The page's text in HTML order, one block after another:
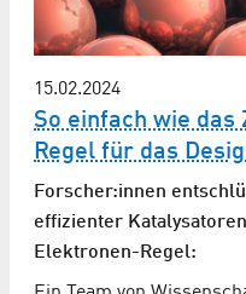
15.02.2024
So einfach wie das
Regel für das
Forscher:innen
effizienter
Elektronen-Regel: